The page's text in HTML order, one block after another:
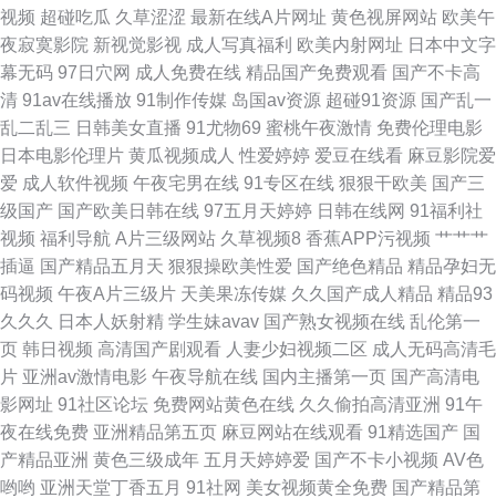
91TV 国产欧美日韩精品久久 三级经典高清在线 黑丝老师污污在线看 老湿机
福利专区 俺去也综合色 男人的天堂色 69福利社区 欧美色淫 精品国产超碰
91欧美性爱 久久国产在线视频 国产情侣自拍AV 蜜桃中文在线 97青娱乐大香
蕉 亚洲无码成人免费 51老司机福利社 爱豆传媒映视AV 色淫综合综合天天
久久久天堂国产精品 欧美18 久久欧州不卡视频 国产九一在线观看 久艹资源
站 久久综合av 老司机AV午夜福利 日韩无码狼友 欧美精品久久99 精品少妇
一区二区 精东一级片aV 九一茄子免费在线观看 国产免费看片 亚洲Av电影网
欧美性爱不卡一区 欧美韩日大屌探花插屄吞精在线一区二区三区 老湿机永久
福利 国产性猛交色婷婷综合最好 超碰久18 福利国产精品 91熟女 91无码中
视频 超碰吃瓜 久草涩涩 最新在线A片网址 黄色视屏网站 欧美午
夜寂寞影院 新视觉影视 成人写真福利 欧美内射网址 日本中文字
幕无码 97日穴网 成人免费在线 精品国产免费观看 国产不卡高
清 91av在线播放 91制作传媒 岛国av资源 超碰91资源 国产乱一
乱二乱三 日韩美女直播 91尤物69 蜜桃午夜激情 免费伦理电影
日本电影伦理片 黄瓜视频成人 性爱婷婷 爱豆在线看 麻豆影院爱
爱 成人软件视频 午夜宅男在线 91专区在线 狠狠干欧美 国产三
级国产 国产欧美日韩在线 97五月天婷婷 日韩在线网 91福利社
视频 福利导航 A片三级网站 久草视频8 香蕉APP污视频 艹艹艹
插逼 国产精品五月天 狠狠操欧美性爱 国产绝色精品 精品孕妇无
码视频 午夜A片三级片 天美果冻传媒 久久国产成人精品 精品93
久久久
日本人妖射精 学生妹avav 国产熟女视频在线 乱伦第一
页 韩日视频 高清国产剧观看 人妻少妇视频二区 成人无码高清毛
片 亚洲av激情电影 午夜导航在线 国内主播第一页 国产高清电
影网址 91社区论坛 免费网站黄色在线 久久偷拍高清亚洲 91午
夜在线免费 亚洲精品第五页 麻豆网站在线观看 91精选国产 国
产精品亚洲 黄色三级成年 五月天婷婷爱 国产不卡小视频 AV色
哟哟 亚洲天堂丁香五月 91社网 美女视频黄全免费 国产精品第